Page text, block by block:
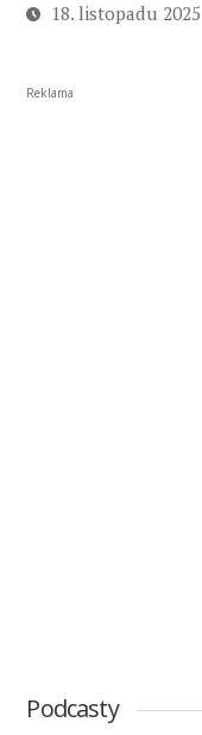
18. listopadu 2025
Reklama
Podcasty